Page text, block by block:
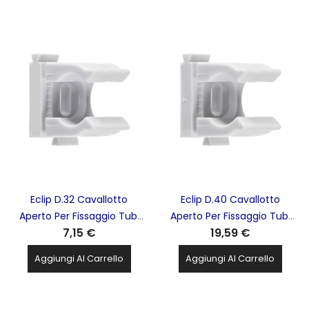
Eclip D.32 Cavallotto
Aperto Per Fissaggio Tubi
Isolanti Protettivi Rigidi RK
Confezione Da 50Pz
ELEMATIC - 13502132
7,15 €
Aggiungi Al Carrello
Eclip D.40 Cavallotto
Aperto Per Fissaggio Tubi
Isolanti Protettivi Rigidi RK
Confezione Da 50Pz
ELEMATIC - 13502140
19,59 €
Aggiungi Al Carrello